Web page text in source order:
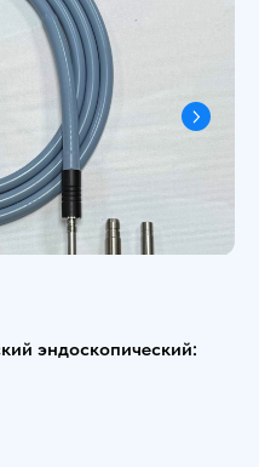
эндоскопический: